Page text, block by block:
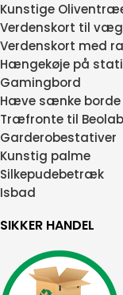
Kunstige
Verdenskort til væg
Verdenskort med
Hængekøje på
Gamingbord
Hæve sænke borde
Træfronte til
Garderobestativer
Kunstig palme
Silkepudebetræk
Isbad
SIKKER HANDEL